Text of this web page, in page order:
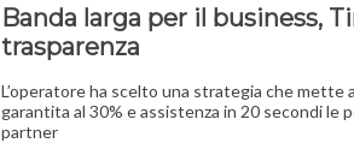
Banda larga per il business,
trasparenza
L’operatore ha scelto una strategia che mette
garantita al 30% e assistenza in 20 secondi le
partner